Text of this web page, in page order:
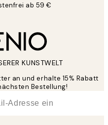
ab 59 €
KUNSTWELT
an und erhalte 15% Rabatt
Bestellung!